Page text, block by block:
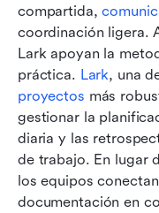
compartida,
coordinación ligera.
Lark apoyan la
práctica. Lark, una
proyectos más
gestionar la
diaria y las
de trabajo. En lugar
los equipos
documentación en